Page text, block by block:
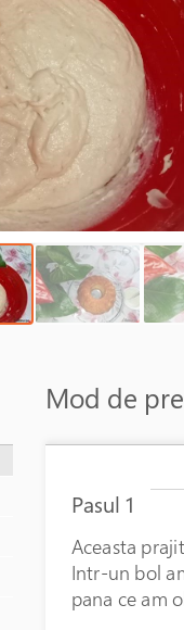
Mod de
Pasul 1
Aceasta
Intr-un bol
pana ce am